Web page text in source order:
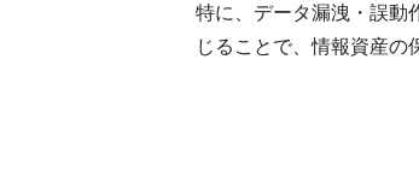
特に、データ漏洩・誤動
じることで、情報資産の